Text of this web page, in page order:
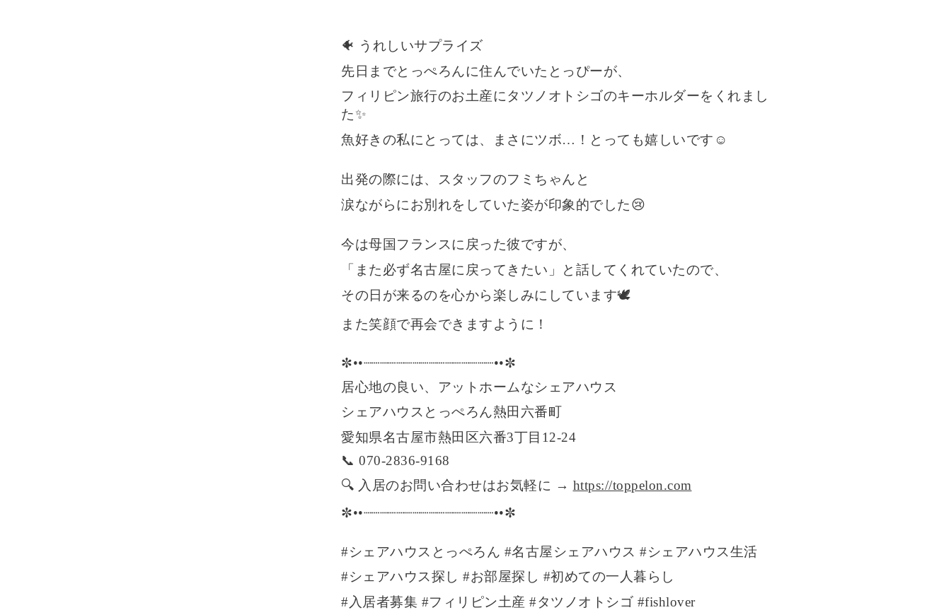
🐠 うれしいサプライズ
先日までとっぺろんに住んでいたとっぴーが、
フィリピン旅行のお土産にタツノオトシゴのキーホルダーをくれまし
た✨
魚好きの私にとっては、まさにツボ…！とっても嬉しいです☺️
出発の際には、スタッフのフミちゃんと
涙ながらにお別れをしていた姿が印象的でした😢
今は母国フランスに戻った彼ですが、
「また必ず名古屋に戻ってきたい」と話してくれていたので、
その日が来るのを心から楽しみにしています🕊️
また笑顔で再会できますように！
✼••┈┈┈┈┈┈┈┈┈┈┈┈┈┈┈┈••✼
居心地の良い、アットホームなシェアハウス
シェアハウスとっぺろん熱田六番町
愛知県名古屋市熱田区六番3丁目12-24
📞 070-2836-9168
🔍 入居のお問い合わせはお気軽に → https://toppelon.com
✼••┈┈┈┈┈┈┈┈┈┈┈┈┈┈┈┈••✼
#シェアハウスとっぺろん #名古屋シェアハウス #シェアハウス生活
#シェアハウス探し #お部屋探し #初めての一人暮らし
#入居者募集 #フィリピン土産 #タツノオトシゴ #fishlover